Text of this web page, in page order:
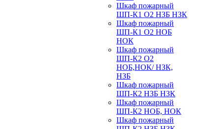
Шкаф пожарный
ШП-К1 О2 НЗБ НЗК
Шкаф пожарный
ШП-К1 О2 НОБ
НОК
Шкаф пожарный
ШП-К2 О2
НОБ,НОК/ НЗК,
НЗБ
Шкаф пожарный
ШП-К2 НЗБ НЗК
Шкаф пожарный
ШП-К2 НОБ, НОК
Шкаф пожарный